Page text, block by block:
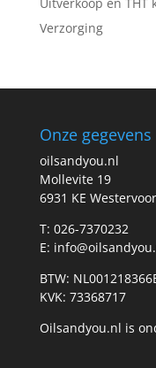
Uitverkoop en THT
Verzorging
Onze gegevens
oilsandyou.nl
Mollevite 19
6931 KE
T: 026-7370232
E:
BTW:
KVK: 73368717
Oilsandyou.nl is